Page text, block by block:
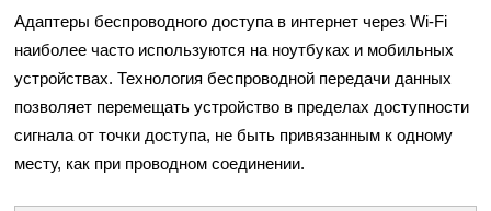
Адаптеры беспроводного доступа в интернет через Wi-Fi
наиболее часто используются на ноутбуках и мобильных
устройствах. Технология беспроводной передачи данных
позволяет перемещать устройство в пределах доступности
сигнала от точки доступа, не быть привязанным к одному
месту, как при проводном соединении.